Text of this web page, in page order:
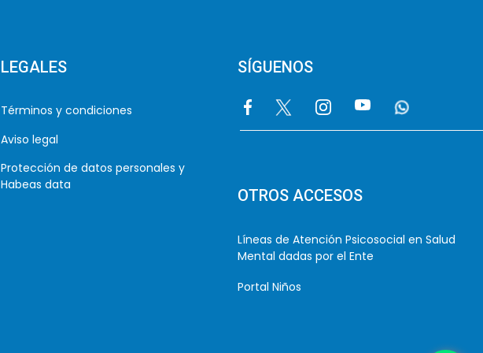
LEGALES
Términos y condiciones
Aviso legal
Protección de datos personales y
Habeas data
SÍGUENOS
ImageImage Image Image Image
OTROS ACCESOS
Líneas de Atención Psicosocial en Salud
Mental dadas por el Ente
Portal Niños